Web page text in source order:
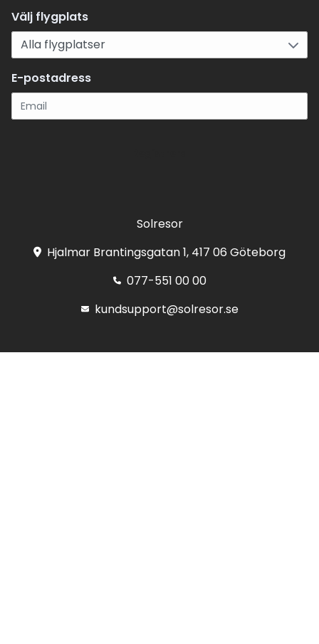
Välj flygplats
E-postadress
Solresor
Hjalmar Brantingsgatan 1, 417 06 Göteborg
077-551 00 00
kundsupport@solresor.se